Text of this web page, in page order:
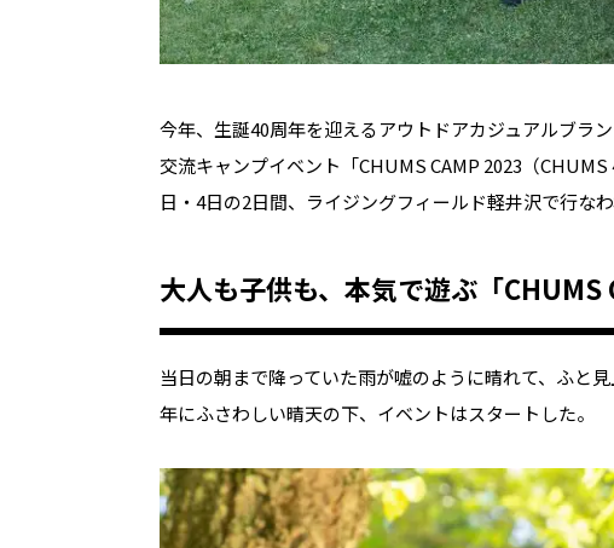
今年、生誕40周年を迎えるアウトドアカジュアルブラ
交流キャンプイベント「CHUMS CAMP 2023（
日・4日の2日間、ライジングフィールド軽井沢で行なわ
大人も子供も、本気で遊ぶ「CHUMS
当日の朝まで降っていた雨が嘘のように晴れて、ふと
年にふさわしい晴天の下、イベントはスタートした。